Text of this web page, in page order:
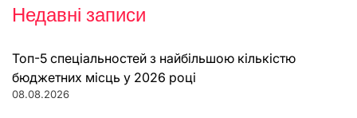
Недавні записи
Топ-5 спеціальностей з найбільшою кількістю
бюджетних місць у 2026 році
08.08.2026